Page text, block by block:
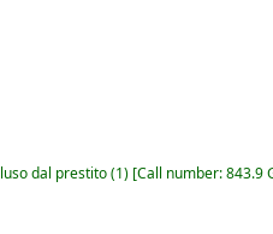
dal prestito(1) Call number:843.9